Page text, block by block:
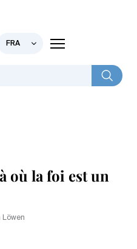
FRA
où la foi est un
Löwen